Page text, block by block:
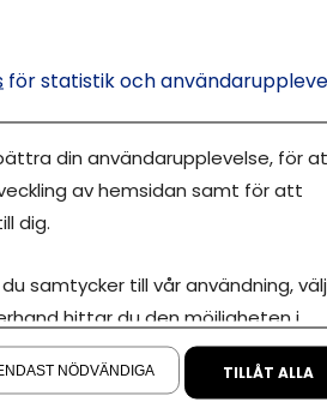
för statistik och
din användarupplevelse, för
av hemsidan samt för att
dig.
du samtycker till vår användning, välj
hittar du den möjligheten i
NÖDVÄNDIGA TILLÅT ALLA